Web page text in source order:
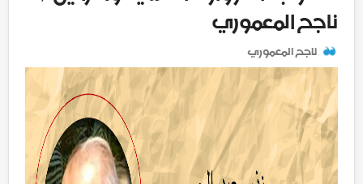
ناجح المعموري
ناجح المعموري